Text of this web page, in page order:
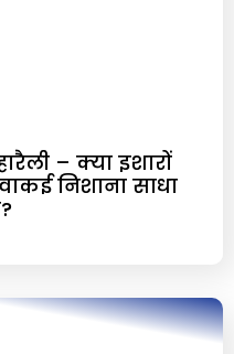
– क्या इशारों
निशाना साधा